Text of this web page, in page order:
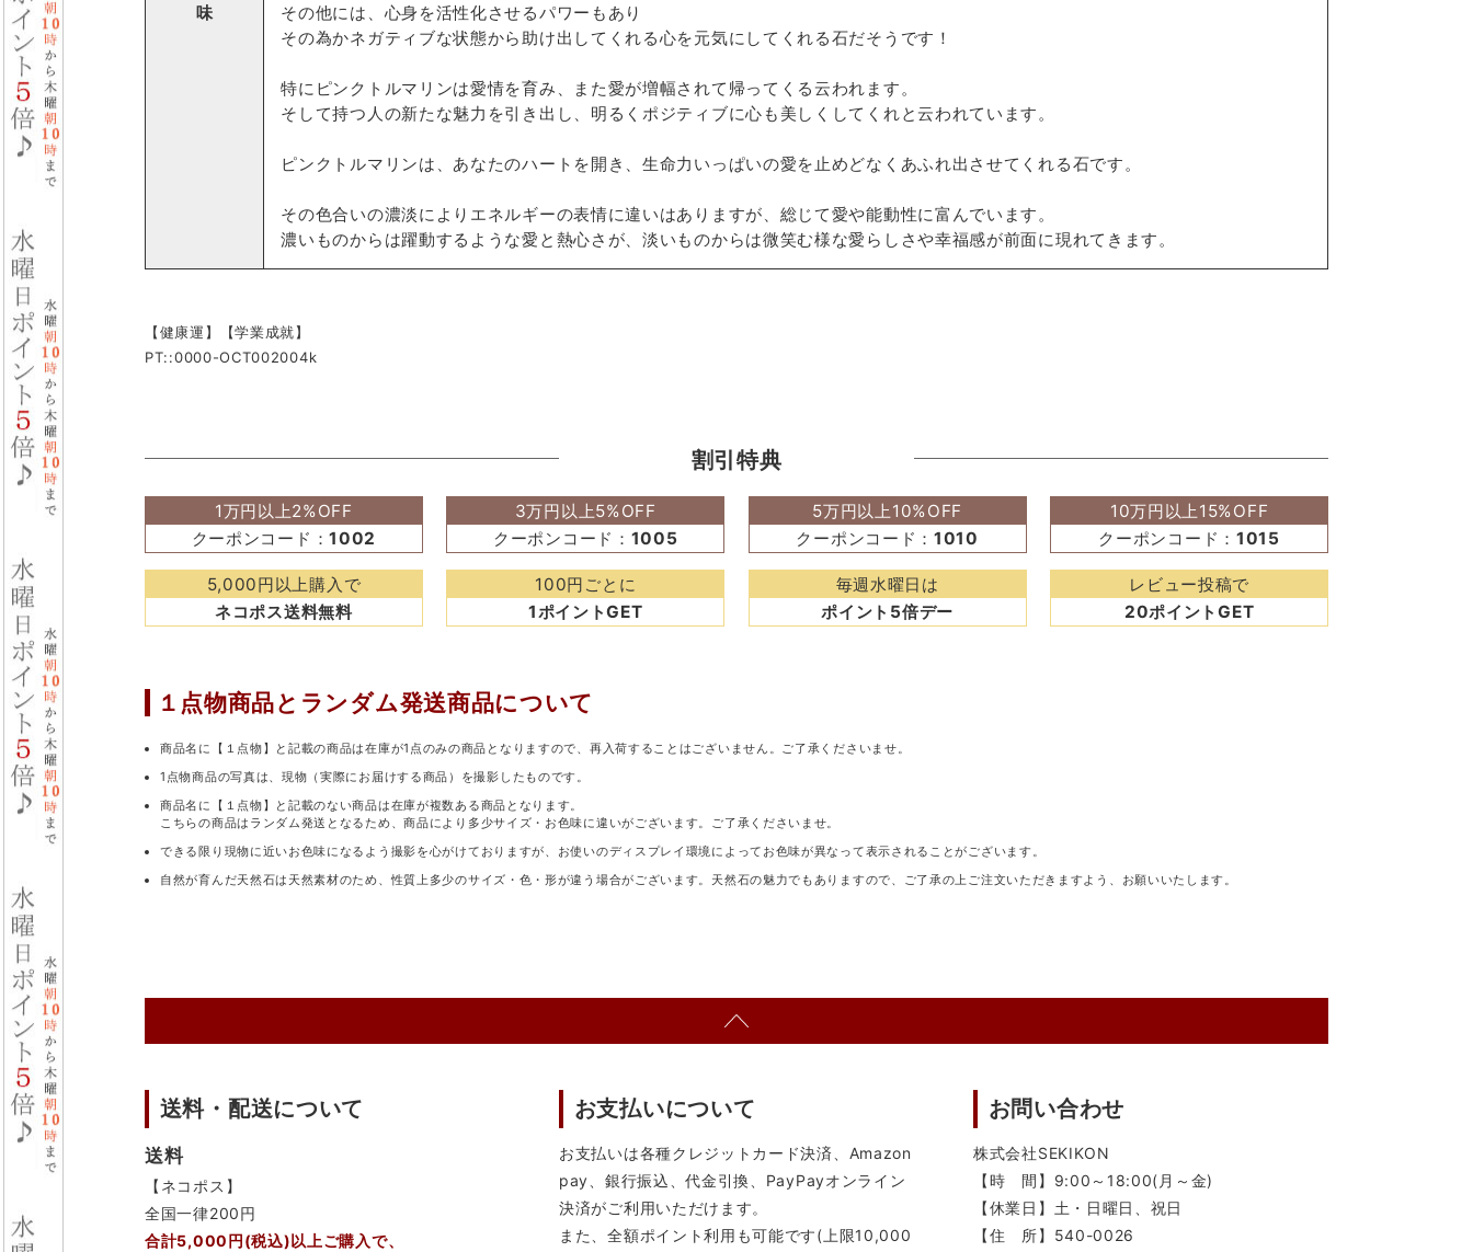
味
その他には、心身を活性化させるパワーもあり
その為かネガティブな状態から助け出してくれる心を元気にしてくれる石だそうです！
特にピンクトルマリンは愛情を育み、また愛が増幅されて帰ってくる云われます。
そして持つ人の新たな魅力を引き出し、明るくポジティブに心も美しくしてくれと云われています。
ピンクトルマリンは、あなたのハートを開き、生命力いっぱいの愛を止めどなくあふれ出させてくれる石です。
その色合いの濃淡によりエネルギーの表情に違いはありますが、総じて愛や能動性に富んでいます。
濃いものからは躍動するような愛と熱心さが、淡いものからは微笑む様な愛らしさや幸福感が前面に現れてきます。
【健康運】【学業成就】
PT::0000-OCT002004k
割引特典
1万円以上2%OFF
クーポンコード：1002
3万円以上5%OFF
クーポンコード： 1005
5万円以上10%OFF
クーポンコード：1010
10万円以上15%OFF
クーポンコード： 1015
5,000円以上購入で
ネコポス送料無料
100円ごとに
1ポイントGET
毎週水曜日は
ポイント5倍デー
レビュー投稿で
20ポイントGET
１点物商品と ランダム発送商品について
商品名に【１点物】と記載の商品は在庫が1点のみの商品となりますので、再入荷することはございません。ご了承くださいませ。
1点物商品の写真は、現物（実際にお届けする商品）を撮影したものです。
商品名に【１点物】と記載のない商品は在庫が複数ある商品となります。
こちらの商品はランダム発送となるため、商品により多少サイズ・お色味に違いがございます。ご了承くださいませ。
できる限り現物に近いお色味になるよう撮影を心がけておりますが、お使いのディスプレイ環境によってお色味が異なって表示されることがございます。
自然が育んだ天然石は天然素材のため、性質上多少のサイズ・色・形が違う場合がございます。天然石の魅力でもありますので、ご了承の上ご注文いただきますよう、お願いいたします。
送料・配送について
送料
【ネコポス】
全国一律200円
合計5,000円(税込)以上ご購入で、
お支払いについて
お支払いは各種クレジットカード決済、Amazon
pay、銀行振込、代金引換、PayPayオンライン
決済がご利用いただけます。
また、全額ポイント利用も可能です(上限10,000
お問い合わせ
株式会社SEKIKON
【時 間】9:00～18:00(月～金)
【休業日】土・日曜日、祝日
【住 所】540-0026